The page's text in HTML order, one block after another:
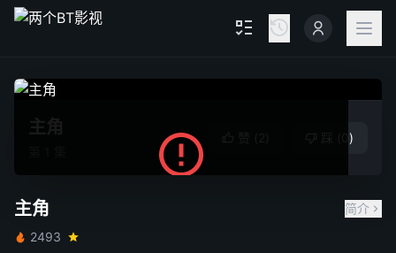
服务器错误 (401): 访问令牌格式错误
)
主角
简介
2493